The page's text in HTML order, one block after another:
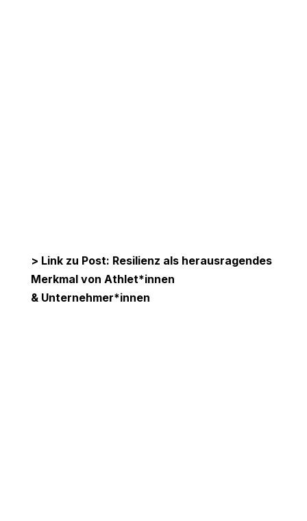
> Link zu Post: Resilienz als herausragendes
Merkmal von Athlet*innen
&Unternehmer*innen